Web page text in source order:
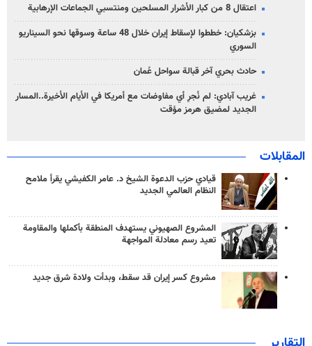
اعتقال 8 من كبار الأشرار المسلحين ومنتسبي الجماعات الإرهابية
بزشكيان: خططوا لإسقاط إيران خلال 48 ساعة وسوقها نحو السيناريو
السوري
حادث بحري آخر قبالة سواحل عُمان
غريب آبادي: لم نُجرِ أي مفاوضات مع أمريكا في الأيام الأخيرة..المسار
الجديد لمضيق هرمز مؤقت
المقابلات
قيادي حزب الدعوة الشيخ د. عامر الكفيشي يقرأ ملامح
النظام العالمي الجديد
المشروع الصهيوني يستهدف المنطقة بأكملها والمقاومة
تعيد رسم معادلة المواجهة
مشروع كسر إيران قد سقط، وبدأت ولادة شرق جديد